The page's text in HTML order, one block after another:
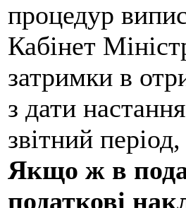
процедур
Кабінет
затримки в
з дати
звітний
Якщо ж в
податкові